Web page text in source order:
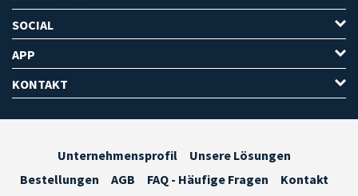
SOCIAL
APP
KONTAKT
Unternehmensprofil
Unsere Lösungen
Bestellungen
AGB FAQ - Häufige Fragen Kontakt